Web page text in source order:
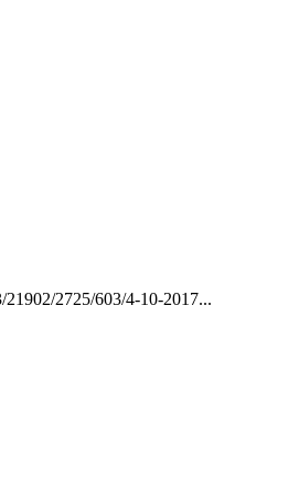
2725/603/4-10-2017...